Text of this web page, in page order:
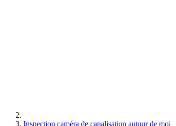
Inspection caméra de canalisation autour de moi